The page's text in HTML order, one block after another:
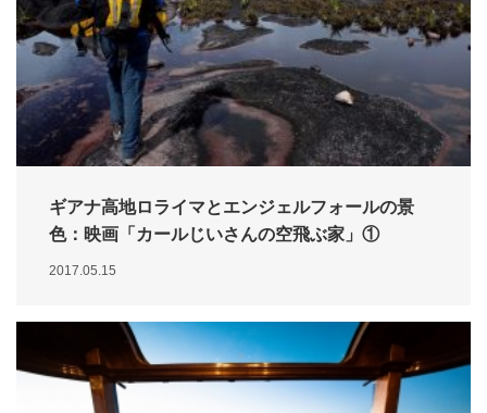
ギアナ高地ロライマとエンジェルフォールの景
色：映画「カールじいさんの空飛ぶ家」①
2017.05.15